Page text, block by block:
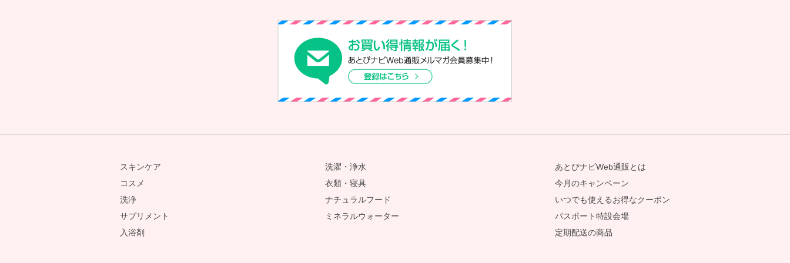
スキンケア
コスメ
洗浄
サプリメント
入浴剤
洗濯・浄水
衣類・寝具
ナチュラルフード
ミネラルウォーター
あとぴナビWeb通販とは
今月のキャンペーン
いつでも使えるお得なクーポン
パスポート特設会場
定期配送の商品